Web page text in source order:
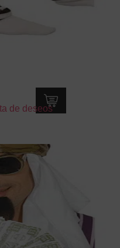
de deseos